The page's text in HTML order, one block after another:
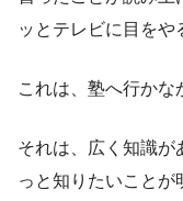
ッとテレビに目をや
これは、塾へ行かな
それは、広く知識が
っと知りたいことが